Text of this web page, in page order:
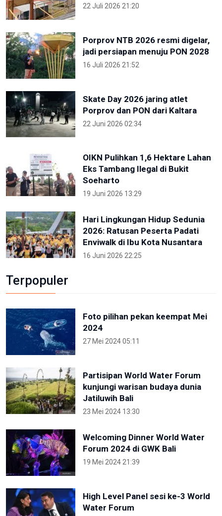
22 Juli 2026 21:20
Porprov NTB 2026 resmi digelar,
jadi persiapan menuju PON 2028
16 Juli 2026 21:52
Skate Day 2026 jaring atlet
Porprov dan PON dari Kaltara
22 Juni 2026 02:34
OIKN Pulihkan 1,6 Hektare Lahan
Eks Tambang Ilegal di Bukit
Soeharto
19 Juni 2026 13:29
Hari Lingkungan Hidup Sedunia
2026: Ratusan Peserta Padati
Enviwalk di Ibu Kota Nusantara
16 Juni 2026 22:25
Terpopuler
Foto pilihan pekan keempat Mei
2024
27 Mei 2024 05:11
Partisipan World Water Forum
kunjungi warisan budaya dunia
Jatiluwih Bali
23 Mei 2024 13:30
Welcoming Dinner World Water
Forum 2024 di GWK Bali
19 Mei 2024 21:39
High Level Panel sesi ke-3 World
Water Forum